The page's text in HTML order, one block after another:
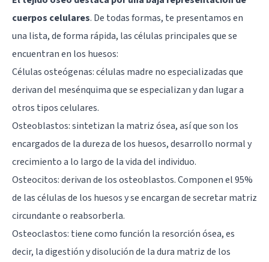
cuerpos celulares. De todas formas, te presentamos en
una lista, de forma rápida, las células principales que se
encuentran en los huesos:
Células osteógenas: células madre no especializadas que
derivan del mesénquima que se especializan y dan lugar a
otros tipos celulares.
Osteoblastos: sintetizan la matriz ósea, así que son los
encargados de la dureza de los huesos, desarrollo normal y
crecimiento a lo largo de la vida del individuo.
Osteocitos: derivan de los osteoblastos. Componen el 95%
de las células de los huesos y se encargan de secretar matriz
circundante o reabsorberla.
Osteoclastos: tiene como función la resorción ósea, es
decir, la digestión y disolución de la dura matriz de los